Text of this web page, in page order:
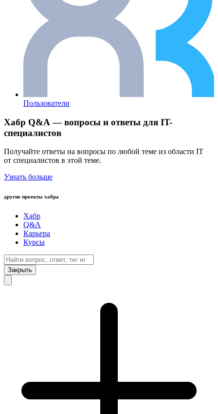
Пользователи
Хабр Q&A — вопросы и ответы для IT-
специалистов
Получайте ответы на вопросы по любой теме из области IT
от специалистов в этой теме.
Узнать больше
другие проекты хабра
Хабр
Q&A
Карьера
Курсы
Закрыть